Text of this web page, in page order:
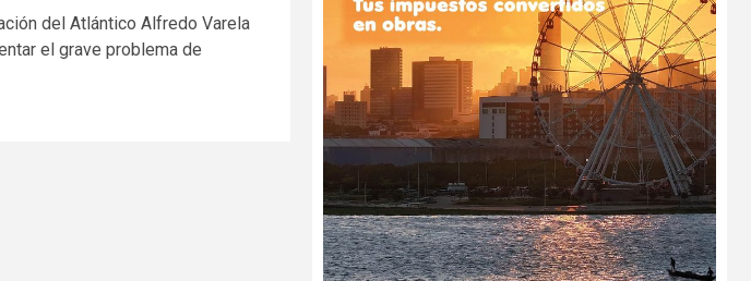
del Atlántico Alfredo Varela
el grave problema de